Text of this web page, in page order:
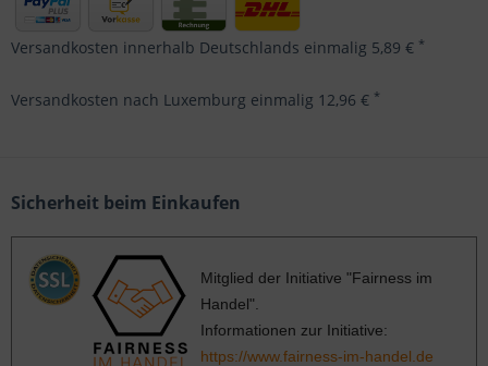
Versandkosten innerhalb Deutschlands einmalig 5,89 € *
Versandkosten nach Luxemburg einmalig 12,96 € *
Sicherheit beim Einkaufen
Mitglied der Initiative "Fairness im
Handel".
Informationen zur Initiative:
https://www.fairness-im-handel.de